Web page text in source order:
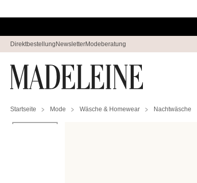
Direktbestellung NewsletterModeberatung
Startseite Mode Wäsche & Homewear Nachtwäsche